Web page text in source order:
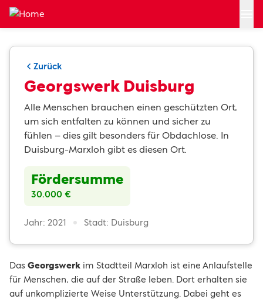
Zum Hauptinhalt springen
Zurück
Georgswerk Duisburg
Alle Menschen brauchen einen geschützten Ort,
um sich entfalten zu können und sicher zu
fühlen – dies gilt besonders für Obdachlose. In
Duisburg-Marxloh gibt es diesen Ort.
Fördersumme
30.000 €
Jahr: 2021 Stadt: Duisburg
Das Georgswerk im Stadtteil Marxloh ist eine Anlaufstelle
für Menschen, die auf der Straße leben. Dort erhalten sie
auf unkomplizierte Weise Unterstützung. Dabei geht es